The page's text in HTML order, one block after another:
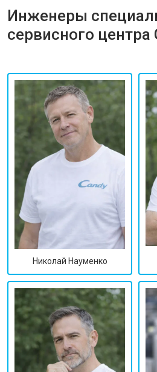
Инженеры
сервисного центра
Николай Науменко